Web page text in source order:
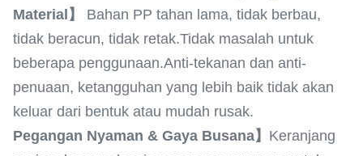
Material】 Bahan PP tahan lama, tidak berbau,
tidak beracun, tidak retak.Tidak masalah untuk
beberapa penggunaan.Anti-tekanan dan anti-
penuaan, ketangguhan yang lebih baik tidak akan
keluar dari bentuk atau mudah rusak.
Pegangan Nyaman & Gaya Busana】 Keranjang